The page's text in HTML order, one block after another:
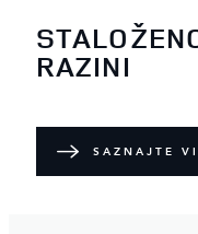
RAZINI
SAZNAJTE